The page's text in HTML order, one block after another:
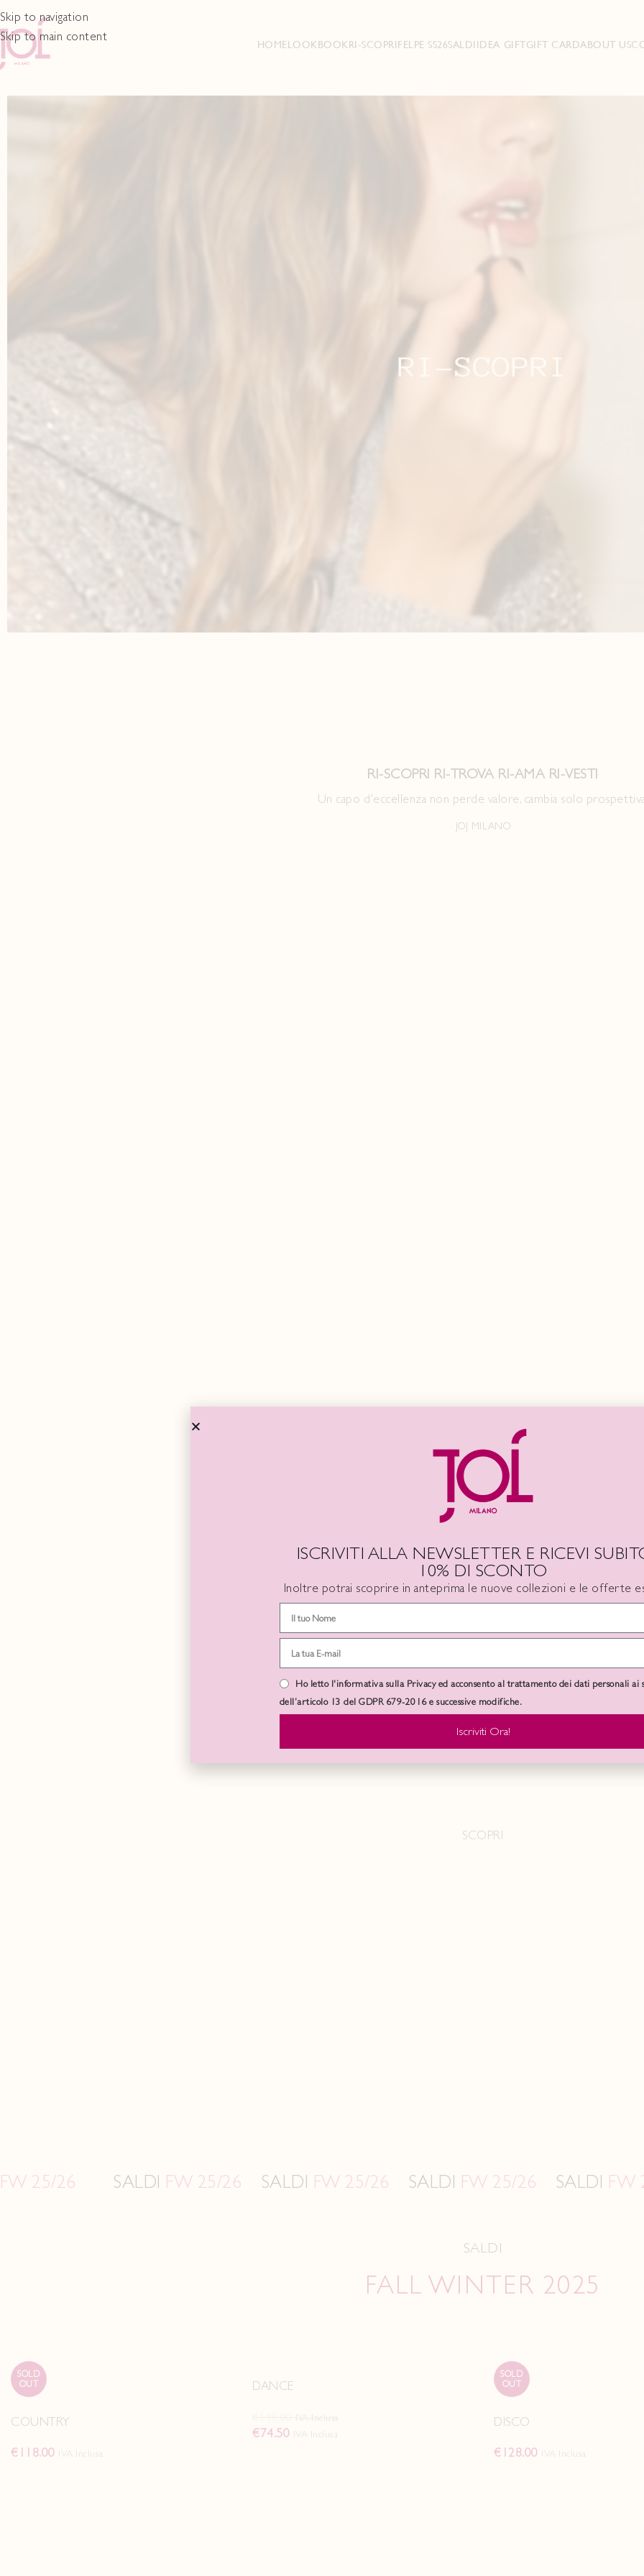
Skip to navigation
Skip to main content
HOMELOOKBOOKRI-SCOPRIFELPE SS26SALDI IDEA GIFTGIFT CARDABOUT US
RI-SCOPRI RI-TROVA RI-AMA RI-VESTI
Un capo d'eccellenza non perde valore, cambia solo
JOJ MILANO
NUOVE FELPE SS26
L'evoluzione JOJ Milano in una capsule di felpe uniche
JOJ MILANO
SCOPRI
SALDI FW 25/26SALDIFW 25/26SALDIFW 25/26 SALDI FW 25/26
SALDI
FALL WINTER 2025
SOLD
OUT
OUT
ISCRIVITI ALLA NEWSLETTER E RICEVI
10% DI SCONTO
Inoltre potrai scoprire in anteprima le nuove collezioni e le offerte
Ho letto l'informativa sulla Privacy ed acconsento al trattamento dei dati personali ai
dell’articolo 13 del GDPR 679-2016 e successive modifiche.
Iscriviti Ora!